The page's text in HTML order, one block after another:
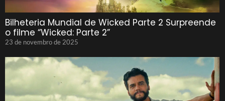
Bilheteria Mundial de Wicked Parte 2 Surpreende
o filme “Wicked: Parte 2”
23 de novembro de 2025